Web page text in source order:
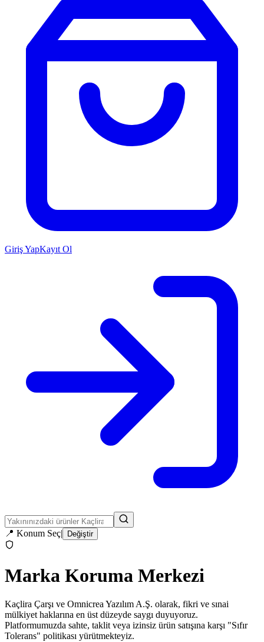
Giriş YapKayıt Ol
📍 Konum Seç| Değiştir
Marka Koruma Merkezi
Kaçlira Çarşı ve Omnicrea Yazılım A.Ş. olarak, fikri ve sınai
mülkiyet haklarına en üst düzeyde saygı duyuyoruz.
Platformumuzda sahte, taklit veya izinsiz ürün satışına karşı "Sıfır
Tolerans" politikası yürütmekteyiz.